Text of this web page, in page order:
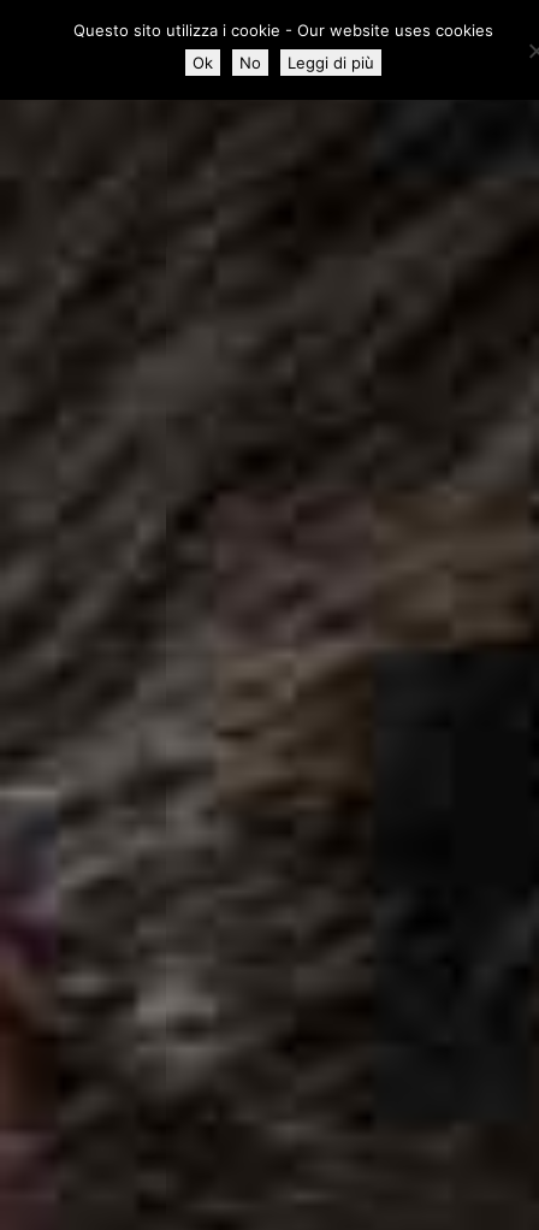
Questo sito utilizza i cookie - Our website uses cookies
Ok
No Leggi di più